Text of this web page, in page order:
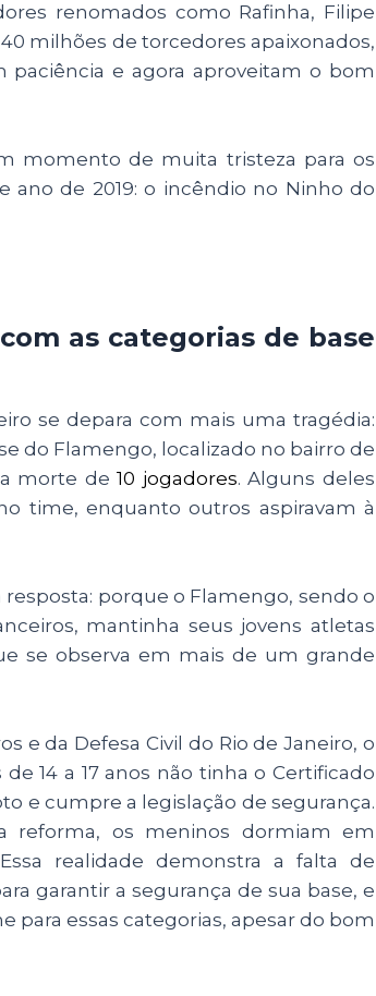
renomados como Rafinha, Filipe
milhões de torcedores apaixonados,
e agora aproveitam o bom
momento de muita tristeza para os
ano de 2019: o incêndio no Ninho do
as categorias de base
se depara com mais uma tragédia:
do Flamengo, localizado no bairro de
a morte de10 jogadores. Alguns deles
time, enquanto outros aspiravam à
porque o Flamengo, sendo o
mantinha seus jovens atletas
se observa em mais de um grande
e da Defesa Civil do Rio de Janeiro, o
14 a 17 anos não tinha o Certificado
e cumpre a legislação de segurança.
reforma, os meninos dormiam em
realidade demonstra a falta de
garantir a segurança de sua base, e
para essas categorias, apesar do bom